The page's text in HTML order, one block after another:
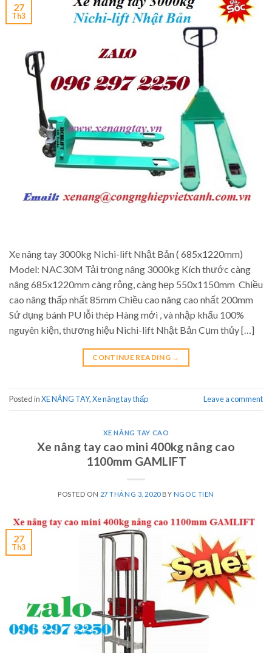
27
Th3
Xe nâng tay 3000kg Nichi-lift Nhật Bản ( 685x1220mm)
Model: NAC30M Tải trọng nâng 3000kg Kích thước càng
nâng 685x1220mm càng rộng, càng hẹp 550x1150mm Chiều
cao nâng thấp nhất 85mm Chiều cao nâng cao nhất 200mm
Sử dụng bánh PU lỗi thép Hàng mới , và nhập khẩu 100%
nguyên kiện, thương hiệu Nichi-lift Nhật Bản Cụm thủy […]
CONTINUE READING →
Posted inXE NÂNG TAY,Xe nâng tay thấp Leave a comment
XE NÂNG TAY CAO
Xe nâng tay cao mini 400kg nâng cao
1100mm GAMLIFT
POSTED ON 27 THÁNG 3, 2020BY NGOC TIEN
27
Th3